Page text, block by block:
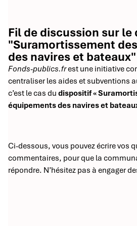
Fil de discussion sur
"Suramortissement
des navires et bateaux"
Fonds-publics.frest une initiative
centraliser les aides et subventions
c’est le cas du dispositif «
équipements des navires et
Ci-dessous, vous pouvez écrire vos
commentaires, pour que la
répondre. N’hésitez pas à engager